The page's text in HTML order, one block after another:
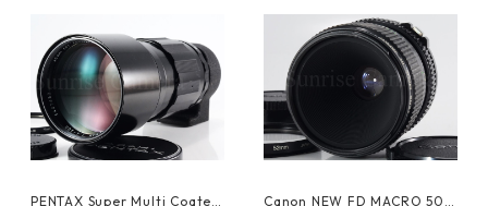
PENTAX Super Multi Coated
Canon NEW FD MACRO 50m